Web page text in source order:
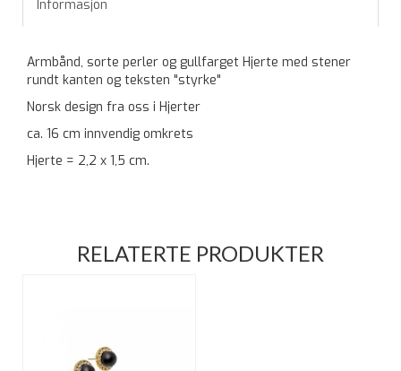
Informasjon
Armbånd, sorte perler og gullfarget Hjerte med stener
rundt kanten og teksten "styrke"
Norsk design fra oss i Hjerter
ca. 16 cm innvendig omkrets
Hjerte = 2,2 x 1,5 cm.
RELATERTE PRODUKTER